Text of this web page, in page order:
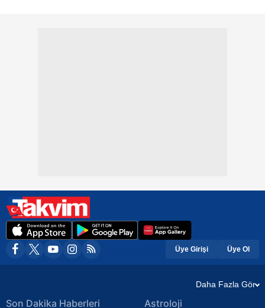
Üye Girişi Üye Ol
Daha Fazla Gör
Son Dakika Haberleri Astroloji